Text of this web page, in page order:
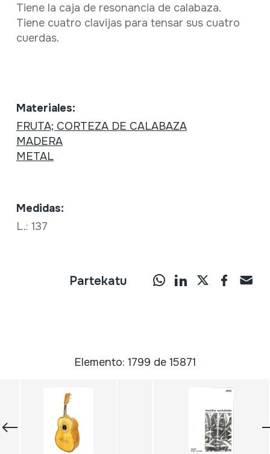
Tiene la caja de resonancia de calabaza.
Tiene cuatro clavijas para tensar sus cuatro
cuerdas.
Materiales:
FRUTA; CORTEZA DE CALABAZA
MADERA
METAL
Medidas:
L.: 137
Partekatu
Elemento: 1799 de 15871